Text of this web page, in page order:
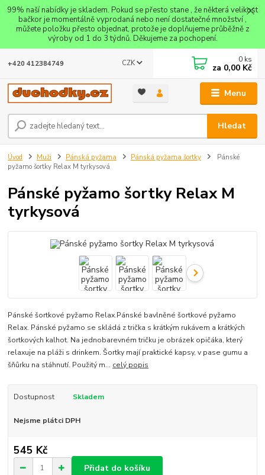
99% naší nabídky je skladem. Pokud se přesto stane , že některá velikost
bačkor je momentálně vyprodaná nebo není dostatečné množství ,
můžete položku přesto objednat, protože je doplňujeme průběžně z
výroby od 1 do 3 týdnů. Děkujeme za pochopení.
Menu
CZK
Hledat
+420 412384749 0 ks
za 0,00 Kč
Úvod Muži Pánská pyžama Pánská pyžama šortky
Pánské
pyžamo šortky Relax M tyrkysová
Pánské pyžamo šortky Relax M
tyrkysová
Pánské šortkové pyžamo Relax.Pánské bavlněné šortkové pyžamo
Relax. Pánské pyžamo se skládá z trička s krátkým rukávem a krátkých
šortkových kalhot. Na jednobarevném tričku je obrázek opičáka, který
relaxuje na pláži s drinkem. Šortky mají praktické kapsy, v pase gumu a
šňůrku na stáhnutí. Použitý m... celý popis
Dostupnost Skladem
Nejsme plátci DPH
545 Kč
Přidat do košíku